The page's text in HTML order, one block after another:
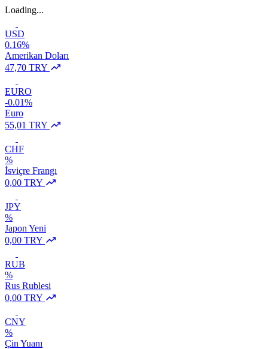
Loading...
USD
0.16%
Amerikan Doları
47,70 TRY
EURO
-0.01%
Euro
55,01 TRY
CHF
%
İsviçre Frangı
0,00 TRY
JPY
%
Japon Yeni
0,00 TRY
RUB
%
Rus Rublesi
0,00 TRY
CNY
%
Çin Yuanı